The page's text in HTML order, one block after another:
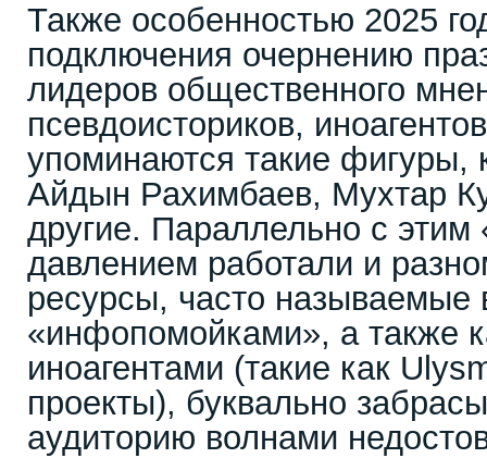
Также особенностью 2025
подключения очернению
лидеров общественного
псевдоисториков,
упоминаются такие фигуры,
Айдын Рахимбаев, Мухтар
другие. Параллельно с этим
давлением работали и
ресурсы, часто называемые
«инфопомойками», а также
иноагентами (такие как
проекты), буквально
аудиторию волнами